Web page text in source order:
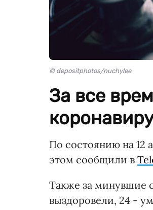
© depositphotos/nuchylee
За все
По состоянию на 12
этом сообщили в
Также за минувшие
выздоровели, 24 -